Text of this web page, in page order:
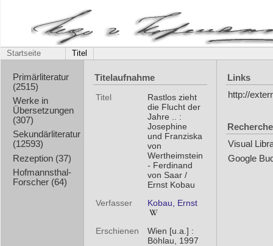
Startseite Titel
Primärliteratur
(2515)
Werke in
Übersetzungen
(307)
Sekundärliteratur
(12593)
Rezeption (37)
Hofmannsthal-
Forscher (64)
Titelaufnahme
Titel
Rastlos zieht
die Flucht der
Jahre .. :
Josephine
und Franziska
von
Wertheimstein
- Ferdinand
von Saar /
Ernst Kobau
Verfasser
Kobau, Ernst
Erschienen
Wien [u.a.] :
Böhlau, 1997
Links
http://
Recherche
Visual
Google